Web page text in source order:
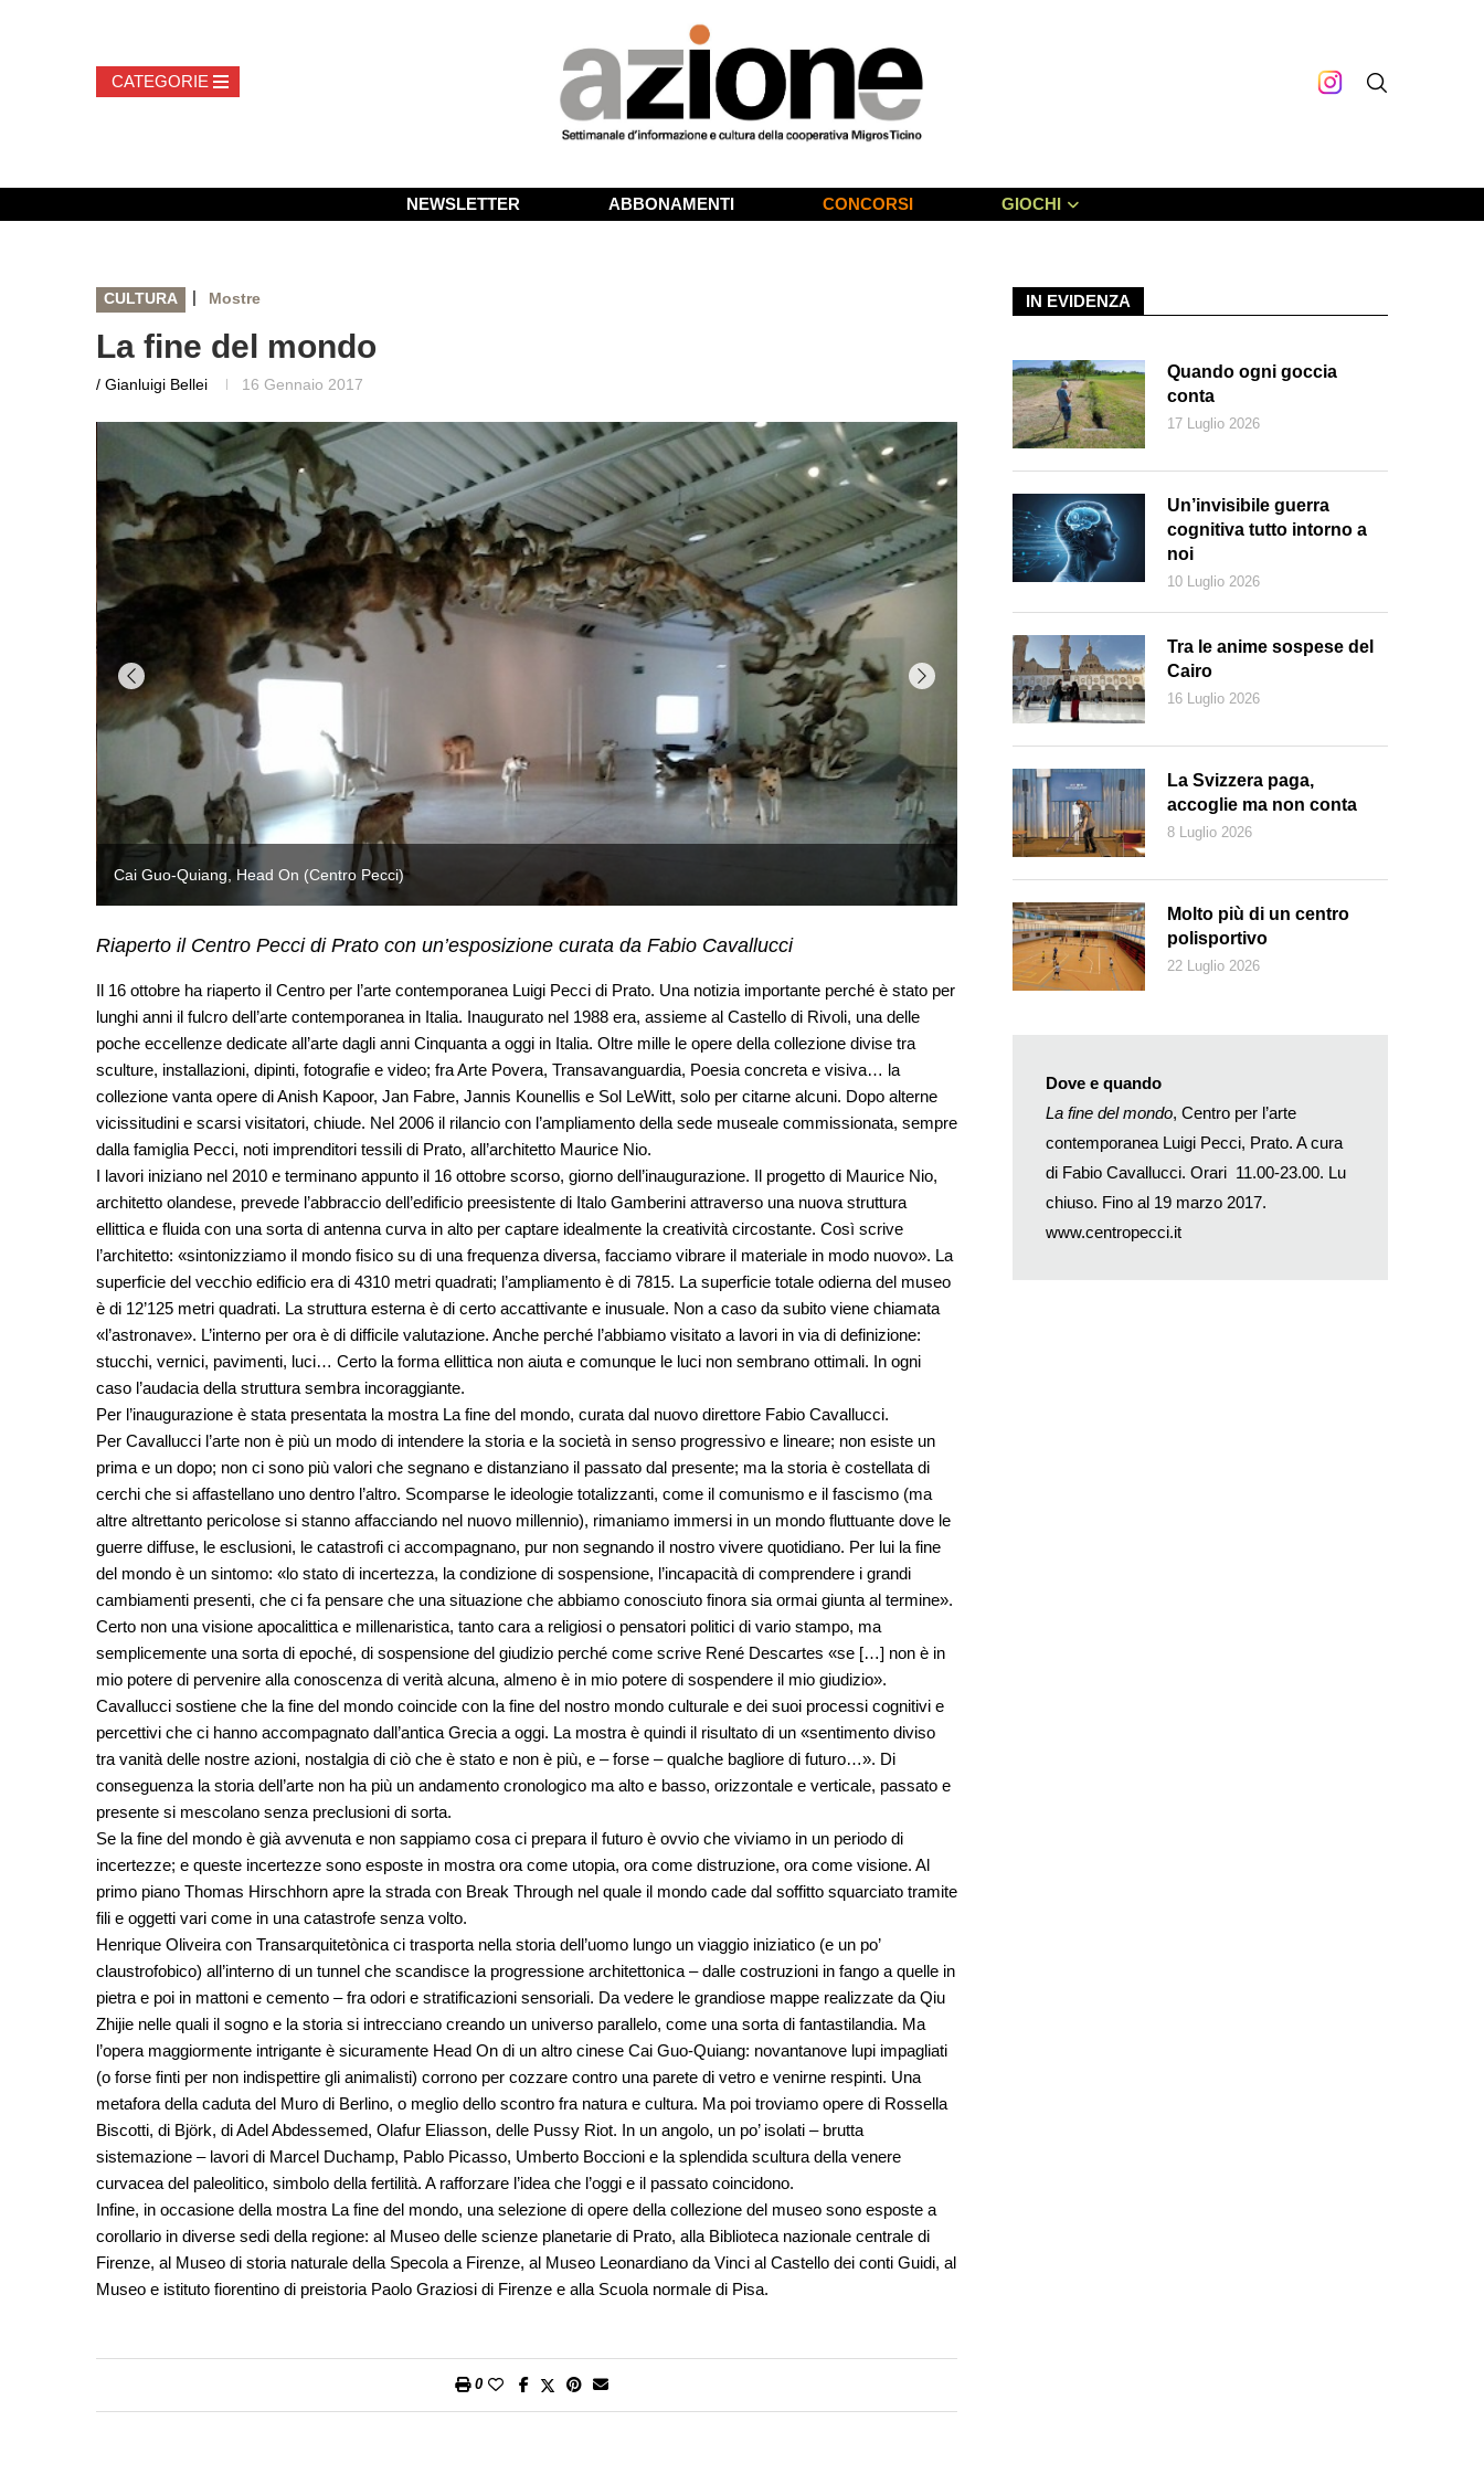
NEWSLETTER ABBONAMENTI CONCORSI GIOCHI
CULTURA | Mostre
La fine del mondo
/ Gianluigi Bellei 16 Gennaio 2017
Riaperto il Centro Pecci di Prato con un’esposizione curata da Fabio Cavallucci
Il 16 ottobre ha riaperto il Centro per l’arte contemporanea Luigi Pecci di Prato. Una notizia importante perché è stato per
lunghi anni il fulcro dell’arte contemporanea in Italia. Inaugurato nel 1988 era, assieme al Castello di Rivoli, una delle
poche eccellenze dedicate all’arte dagli anni Cinquanta a oggi in Italia. Oltre mille le opere della collezione divise tra
sculture, installazioni, dipinti, fotografie e video; fra Arte Povera, Transavanguardia, Poesia concreta e visiva… la
collezione vanta opere di Anish Kapoor, Jan Fabre, Jannis Kounellis e Sol LeWitt, solo per citarne alcuni. Dopo alterne
vicissitudini e scarsi visitatori, chiude. Nel 2006 il rilancio con l’ampliamento della sede museale commissionata, sempre
dalla famiglia Pecci, noti imprenditori tessili di Prato, all’architetto Maurice Nio.
I lavori iniziano nel 2010 e terminano appunto il 16 ottobre scorso, giorno dell’inaugurazione. Il progetto di Maurice Nio,
architetto olandese, prevede l’abbraccio dell’edificio preesistente di Italo Gamberini attraverso una nuova struttura
ellittica e fluida con una sorta di antenna curva in alto per captare idealmente la creatività circostante. Così scrive
l’architetto: «sintonizziamo il mondo fisico su di una frequenza diversa, facciamo vibrare il materiale in modo nuovo». La
superficie del vecchio edificio era di 4310 metri quadrati; l’ampliamento è di 7815. La superficie totale odierna del museo
è di 12’125 metri quadrati. La struttura esterna è di certo accattivante e inusuale. Non a caso da subito viene chiamata
«l’astronave». L’interno per ora è di difficile valutazione. Anche perché l’abbiamo visitato a lavori in via di definizione:
stucchi, vernici, pavimenti, luci… Certo la forma ellittica non aiuta e comunque le luci non sembrano ottimali. In ogni
caso l’audacia della struttura sembra incoraggiante.
Per l’inaugurazione è stata presentata la mostra La fine del mondo, curata dal nuovo direttore Fabio Cavallucci.
Per Cavallucci l’arte non è più un modo di intendere la storia e la società in senso progressivo e lineare; non esiste un
prima e un dopo; non ci sono più valori che segnano e distanziano il passato dal presente; ma la storia è costellata di
cerchi che si affastellano uno dentro l’altro. Scomparse le ideologie totalizzanti, come il comunismo e il fascismo (ma
altre altrettanto pericolose si stanno affacciando nel nuovo millennio), rimaniamo immersi in un mondo fluttuante dove le
guerre diffuse, le esclusioni, le catastrofi ci accompagnano, pur non segnando il nostro vivere quotidiano. Per lui la fine
del mondo è un sintomo: «lo stato di incertezza, la condizione di sospensione, l’incapacità di comprendere i grandi
cambiamenti presenti, che ci fa pensare che una situazione che abbiamo conosciuto finora sia ormai giunta al termine».
Certo non una visione apocalittica e millenaristica, tanto cara a religiosi o pensatori politici di vario stampo, ma
semplicemente una sorta di epoché, di sospensione del giudizio perché come scrive René Descartes «se […] non è in
mio potere di pervenire alla conoscenza di verità alcuna, almeno è in mio potere di sospendere il mio giudizio».
Cavallucci sostiene che la fine del mondo coincide con la fine del nostro mondo culturale e dei suoi processi cognitivi e
percettivi che ci hanno accompagnato dall’antica Grecia a oggi. La mostra è quindi il risultato di un «sentimento diviso
tra vanità delle nostre azioni, nostalgia di ciò che è stato e non è più, e – forse – qualche bagliore di futuro…». Di
conseguenza la storia dell’arte non ha più un andamento cronologico ma alto e basso, orizzontale e verticale, passato e
presente si mescolano senza preclusioni di sorta.
Se la fine del mondo è già avvenuta e non sappiamo cosa ci prepara il futuro è ovvio che viviamo in un periodo di
incertezze; e queste incertezze sono esposte in mostra ora come utopia, ora come distruzione, ora come visione. Al
primo piano Thomas Hirschhorn apre la strada con Break Through nel quale il mondo cade dal soffitto squarciato tramite
fili e oggetti vari come in una catastrofe senza volto.
Henrique Oliveira con Transarquitetònica ci trasporta nella storia dell’uomo lungo un viaggio iniziatico (e un po’
claustrofobico) all’interno di un tunnel che scandisce la progressione architettonica – dalle costruzioni in fango a quelle in
pietra e poi in mattoni e cemento – fra odori e stratificazioni sensoriali. Da vedere le grandiose mappe realizzate da Qiu
Zhijie nelle quali il sogno e la storia si intrecciano creando un universo parallelo, come una sorta di fantastilandia. Ma
l’opera maggiormente intrigante è sicuramente Head On di un altro cinese Cai Guo-Quiang: novantanove lupi impagliati
(o forse finti per non indispettire gli animalisti) corrono per cozzare contro una parete di vetro e venirne respinti. Una
metafora della caduta del Muro di Berlino, o meglio dello scontro fra natura e cultura. Ma poi troviamo opere di Rossella
Biscotti, di Björk, di Adel Abdessemed, Olafur Eliasson, delle Pussy Riot. In un angolo, un po’ isolati – brutta
sistemazione – lavori di Marcel Duchamp, Pablo Picasso, Umberto Boccioni e la splendida scultura della venere
curvacea del paleolitico, simbolo della fertilità. A rafforzare l’idea che l’oggi e il passato coincidono.
Infine, in occasione della mostra La fine del mondo, una selezione di opere della collezione del museo sono esposte a
corollario in diverse sedi della regione: al Museo delle scienze planetarie di Prato, alla Biblioteca nazionale centrale di
Firenze, al Museo di storia naturale della Specola a Firenze, al Museo Leonardiano da Vinci al Castello dei conti Guidi, al
Museo e istituto fiorentino di preistoria Paolo Graziosi di Firenze e alla Scuola normale di Pisa.
0
IN EVIDENZA
Quando ogni goccia
conta
17 Luglio 2026
Un’invisibile guerra
cognitiva tutto intorno a
noi
10 Luglio 2026
Tra le anime sospese del
Cairo
16 Luglio 2026
La Svizzera paga,
accoglie ma non conta
8 Luglio 2026
Molto più di un centro
polisportivo
22 Luglio 2026
Dove e quando
La fine del mondo, Centro per l’arte
contemporanea Luigi Pecci, Prato. A cura
di Fabio Cavallucci. Orari 11.00-23.00. Lu
chiuso. Fino al 19 marzo 2017.
www.centropecci.it